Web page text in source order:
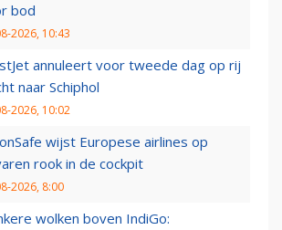
bod
2026, 10:43
annuleert voor tweede dag op rij
naar Schiphol
2026, 10:02
wijst Europese airlines op
rook in de cockpit
2026, 8:00
wolken boven IndiGo: